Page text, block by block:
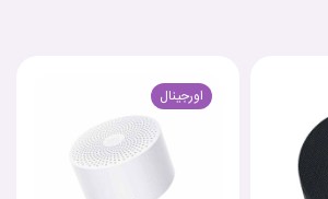
اورجینال